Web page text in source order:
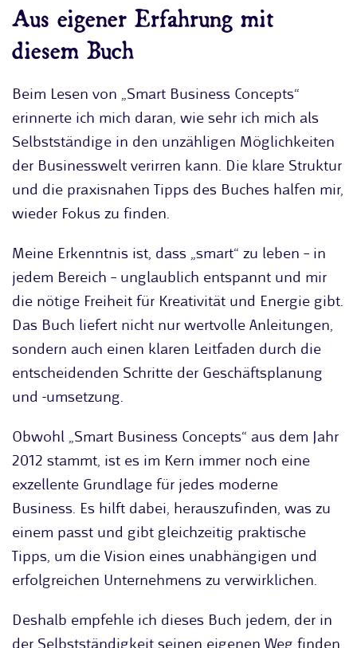
Aus eigener Erfahrung mit
diesem Buch
Beim Lesen von „Smart Business Concepts“
erinnerte ich mich daran, wie sehr ich mich als
Selbstständige in den unzähligen Möglichkeiten
der Businesswelt verirren kann. Die klare Struktur
und die praxisnahen Tipps des Buches halfen mir,
wieder Fokus zu finden.
Meine Erkenntnis ist, dass „smart“ zu leben – in
jedem Bereich – unglaublich entspannt und mir
die nötige Freiheit für Kreativität und Energie gibt.
Das Buch liefert nicht nur wertvolle Anleitungen,
sondern auch einen klaren Leitfaden durch die
entscheidenden Schritte der Geschäftsplanung
und -umsetzung.
Obwohl „Smart Business Concepts“ aus dem Jahr
2012 stammt, ist es im Kern immer noch eine
exzellente Grundlage für jedes moderne
Business. Es hilft dabei, herauszufinden, was zu
einem passt und gibt gleichzeitig praktische
Tipps, um die Vision eines unabhängigen und
erfolgreichen Unternehmens zu verwirklichen.
Deshalb empfehle ich dieses Buch jedem, der in
der Selbstständigkeit seinen eigenen Weg finden